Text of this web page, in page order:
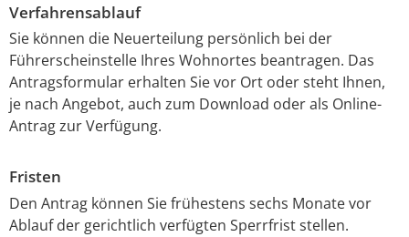
Verfahrensablauf
Sie können die Neuerteilung persönlich bei der
Führerscheinstelle Ihres Wohnortes beantragen. Das
Antragsformular erhalten Sie vor Ort oder steht Ihnen,
je nach Angebot, auch zum Download oder als Online-
Antrag zur Verfügung.
Fristen
Den Antrag können Sie frühestens sechs Monate vor
Ablauf der gerichtlich verfügten Sperrfrist stellen.